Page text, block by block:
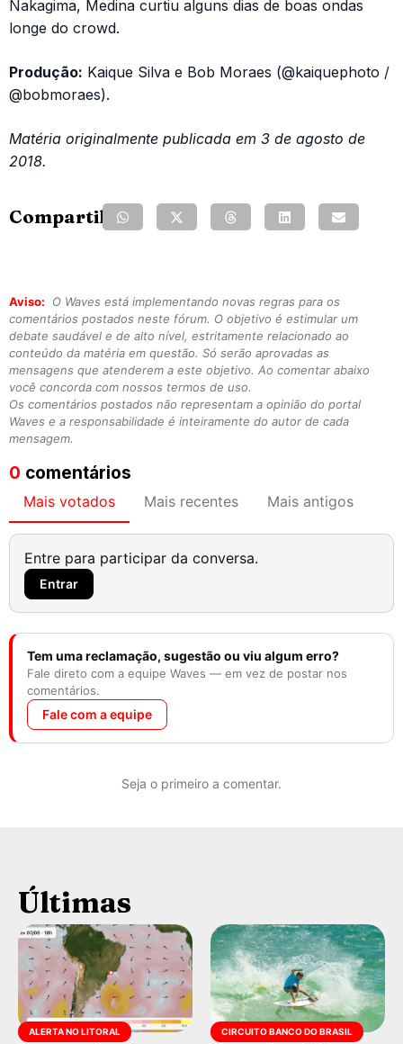
Nakagima, Medina curtiu alguns dias de boas ondas
longe do crowd.
Produção: Kaique Silva e Bob Moraes (@kaiquephoto /
@bobmoraes).
Matéria originalmente publicada em 3 de agosto de
2018.
Compartilhe:
Aviso:
O Waves está implementando novas regras para os
comentários postados neste fórum. O objetivo é estimular um
debate saudável e de alto nível, estritamente relacionado ao
conteúdo da matéria em questão. Só serão aprovadas as
mensagens que atenderem a este objetivo. Ao comentar abaixo
você concorda com nossos termos de uso.
Os comentários postados não representam a opinião do portal
Waves e a responsabilidade é inteiramente do autor de cada
mensagem.
0 comentários
Mais votados Mais recentes Mais antigos
Entre para participar da conversa.
Entrar
Tem uma reclamação, sugestão ou viu algum erro?
Fale direto com a equipe Waves — em vez de postar nos
comentários.
Fale com a equipe
Seja o primeiro a comentar.
Últimas
ALERTA NO LITORAL CIRCUITO BANCO DO BRASIL